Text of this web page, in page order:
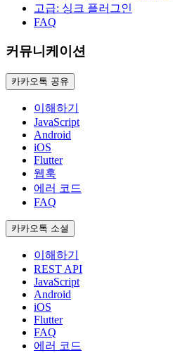
고급: 싱크 플러그인
FAQ
커뮤니케이션
카카오톡 공유
이해하기
JavaScript
Android
iOS
Flutter
웹훅
에러 코드
FAQ
카카오톡 소셜
이해하기
REST API
JavaScript
Android
iOS
Flutter
FAQ
에러 코드